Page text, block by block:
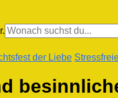
der Liebe